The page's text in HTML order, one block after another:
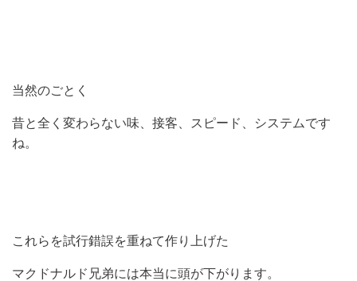
当然のごとく
昔と全く変わらない味、接客、スピード、システムです
ね。
これらを試行錯誤を重ねて作り上げた
マクドナルド兄弟には本当に頭が下がります。